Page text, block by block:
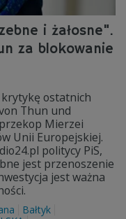
i żałosne".
za blokowanie
krytykę ostatnich
Thun und
Mierzei
Unii Europejskiej.
politycy PiS,
jest przenoszenie
jest ważna
Bałtyk